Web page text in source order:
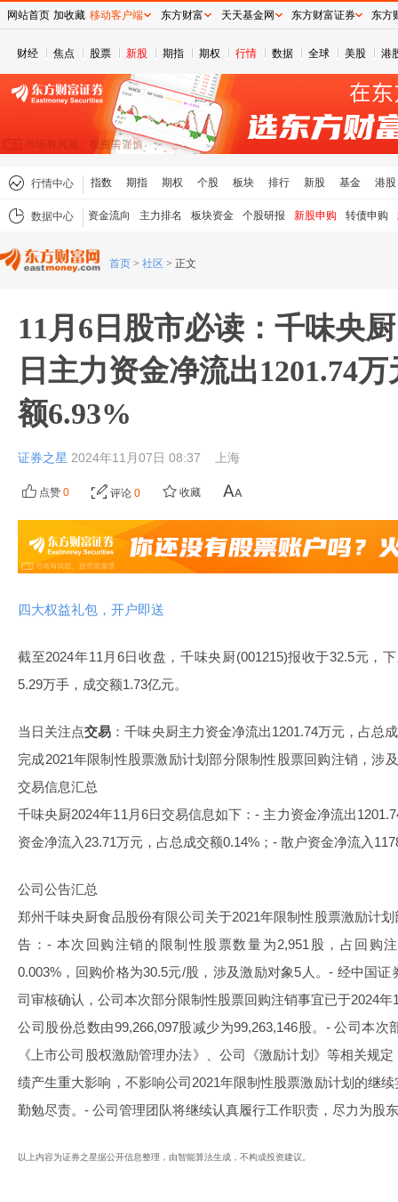
财经 焦点 股票 新股 期指 期权 行情 数据 全球 美股 港
行情中心 指数 期指 期权 个股 板块 排行 新股 基金 港股
数据中心 资金流向 主力排名 板块资金 个股研报 新股申购 转债申购
首页 > 社区 > 正文
11月6日股市必读：千味央
日主力资金净流出1201.74
额6.93%
证券之星 2024年11月07日 08:37 上海
点赞 0 评论 0 收藏
四大权益礼包，开户即送
截至2024年11月6日收盘，千味央厨(001215)报收于32.5元，
5.29万手，成交额1.73亿元。
当日关注点交易 ：千味央厨主力资金净流出1201.74万元，占总
完成2021年限制性股票激励计划部分限制性股票回购注销，涉
交易信息汇总
千味央厨2024年11月6日交易信息如下：- 主力资金净流出
资金净流入23.71万元，占总成交额0.14%；- 散户资金净流入
公司公告汇总
郑州千味央厨食品股份有限公司关于2021年限制性股票激励计
告：- 本次回购注销的限制性股票数量为2,951股，占回购
0.003%，回购价格为30.5元/股，涉及激励对象5人。- 经中国
司审核确认，公司本次部分限制性股票回购注销事宜已于2024
公司股份总数由99,266,097股减少为99,263,146股。- 公司本
《上市公司股权激励管理办法》、公司《激励计划》等相关规
绩产生重大影响，不影响公司2021年限制性股票激励计划的继
勤勉尽责。- 公司管理团队将继续认真履行工作职责，尽力为股
以上内容为证券之星据公开信息整理，由智能算法生成，不构成投资建议。
网站首页 加收藏 移动客户端 东方财富 天天基金网 东方财富证券 东方